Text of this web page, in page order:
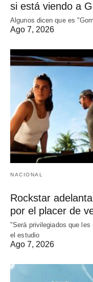
si está viendo a
Algunos dicen que es
Ago 7, 2026
NACIONAL
Rockstar
por el placer de
"Será privilegiados que
el estudio
Ago 7, 2026